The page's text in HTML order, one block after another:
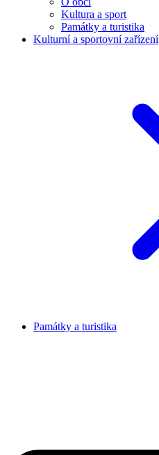
Kultura a sport
Památky a turistika
Kulturní a sportovní zařízení
Památky a turistika